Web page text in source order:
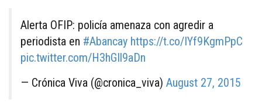
Alerta OFIP: policía amenaza con agredir a
periodista en #Abancay https://t.co/IYf9KgmPpC
pic.twitter.com/H3hGIl9aDn
— Crónica Viva (@cronica_viva) August 27, 2015